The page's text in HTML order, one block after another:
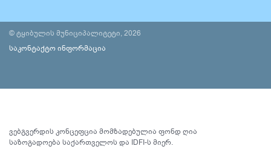
© ტყიბულის მუნიციპალიტეტი, 2026
საკონტაქტო ინფორმაცია
ვებგვერდის კონცეფცია მომზადებულია ფონდ ღია
საზოგადოება საქართველოს და IDFI-ს მიერ.